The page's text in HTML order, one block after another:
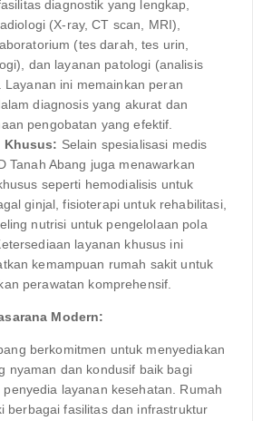
diagnostik yang lengkap,
(X-ray, CT scan, MRI),
(tes darah, tes urin,
dan layanan patologi (analisis
Layanan ini memainkan peran
diagnosis yang akurat dan
pengobatan yang efektif.
Khusus: Selain spesialisasi medis
Tanah Abang juga menawarkan
seperti hemodialisis untuk
ginjal, fisioterapi untuk rehabilitasi,
nutrisi untuk pengelolaan pola
layanan khusus ini
kemampuan rumah sakit untuk
perawatan komprehensif.
Modern:
berkomitmen untuk menyediakan
nyaman dan kondusif baik bagi
penyedia layanan kesehatan. Rumah
berbagai fasilitas dan infrastruktur